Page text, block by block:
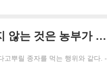
R&D(연구개발)는 보험이다. 이를 제대로 하지 않는 것은 농부가 배가 고프다고 뿌릴 종자를 먹는 행위와 같다.
고뿌릴 종자를 먹는 행위와 같다. -